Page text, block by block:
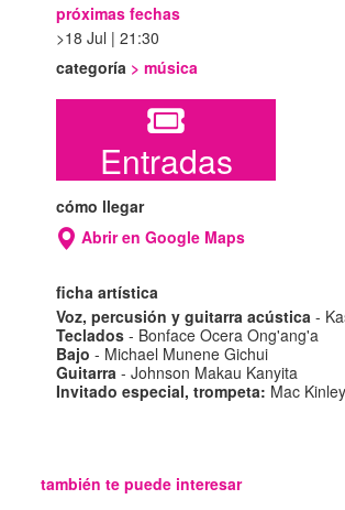
categoría >música
Entradas
próximas fechas
18 Jul | 21:30
cómo llegar
Abrir en Google Maps
ficha artística
Voz, percusión y guitarra acústica -
Teclados - Bonface Ocera Ong'ang'a
Bajo - Michael Munene Gichui
Guitarra - Johnson Makau Kanyita
Invitado especial, trompeta: Mac Kinley
también te puede interesar